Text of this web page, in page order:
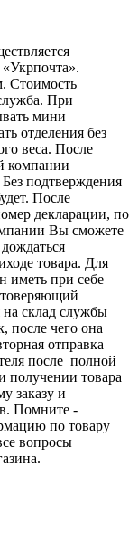
Стоимость
При
мини
отделения без
веса. После
компании
подтверждения
После
декларации, по
Вы сможете
товара. Для
иметь при себе
склад службы
после чего она
отправка
после полной
получении товара
заказу и
Помните -
по товару
вопросы